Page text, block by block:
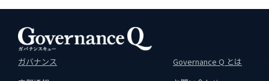
ガバナンス
Governance Q とは